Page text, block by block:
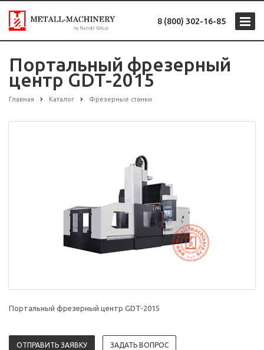
8 (800) 302-16-85
Портальный фрезерный
центр GDT-2015
Главная Каталог Фрезерные станки
Портальный фрезерный центр GDT-2015
ОТПРАВИТЬ ЗАЯВКУ ЗАДАТЬ ВОПРОС